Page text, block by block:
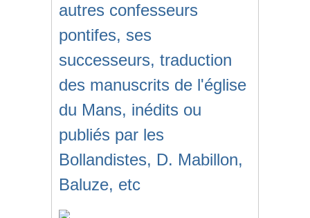
autres confesseurs
pontifes, ses
successeurs, traduction
des manuscrits de l'église
du Mans, inédits ou
publiés par les
Bollandistes, D. Mabillon,
Baluze, etc